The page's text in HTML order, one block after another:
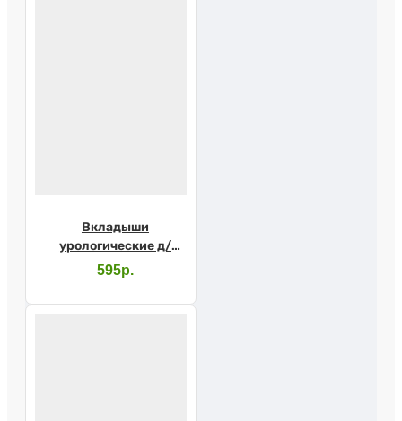
Вкладыши
урологические д/
мужчин SENI MAN
595р.